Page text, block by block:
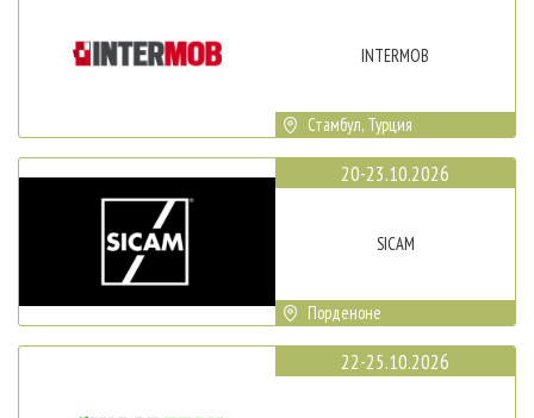
INTERMOB
Стамбул, Турция
20-23.10.2026
SICAM
Порденоне
22-25.10.2026